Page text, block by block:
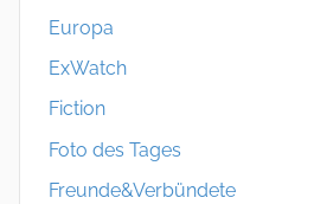
Europa
ExWatch
Fiction
Foto des Tages
Freunde&Verbündete